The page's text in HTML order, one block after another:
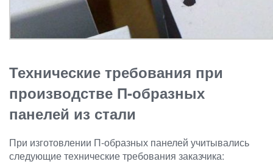
Технические требования при
производстве П-образных
панелей из стали
При изготовлении П-образных панелей учитывались
следующие технические требования заказчика: